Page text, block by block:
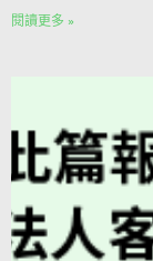
閱讀更多 »